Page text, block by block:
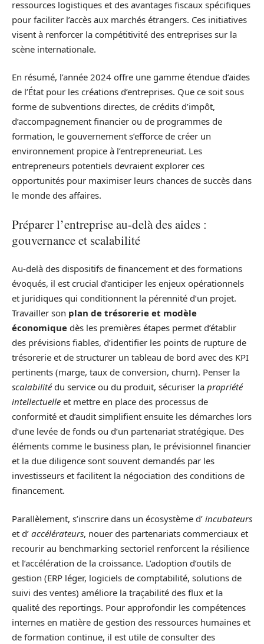
ressources logistiques et des avantages fiscaux spécifiques
pour faciliter l’accès aux marchés étrangers. Ces initiatives
visent à renforcer la compétitivité des entreprises sur la
scène internationale.
En résumé, l’année 2024 offre une gamme étendue d’aides
de l’État pour les créations d’entreprises. Que ce soit sous
forme de subventions directes, de crédits d’impôt,
d’accompagnement financier ou de programmes de
formation, le gouvernement s’efforce de créer un
environnement propice à l’entrepreneuriat. Les
entrepreneurs potentiels devraient explorer ces
opportunités pour maximiser leurs chances de succès dans
le monde des affaires.
Préparer l’entreprise au-delà des aides :
gouvernance et scalabilité
Au-delà des dispositifs de financement et des formations
évoqués, il est crucial d’anticiper les enjeux opérationnels
et juridiques qui conditionnent la pérennité d’un projet.
Travailler son plan de trésorerie et modèle
économique dès les premières étapes permet d’établir
des prévisions fiables, d’identifier les points de rupture de
trésorerie et de structurer un tableau de bord avec des KPI
pertinents (marge, taux de conversion, churn). Penser la
scalabilitédu service ou du produit, sécuriser la propriété
intellectuelle et mettre en place des processus de
conformité et d’audit simplifient ensuite les démarches lors
d’une levée de fonds ou d’un partenariat stratégique. Des
éléments comme le business plan, le prévisionnel financier
et la due diligence sont souvent demandés par les
investisseurs et facilitent la négociation des conditions de
financement.
Parallèlement, s’inscrire dans un écosystème d’ incubateurs
et d’ accélérateurs, nouer des partenariats commerciaux et
recourir au benchmarking sectoriel renforcent la résilience
et l’accélération de la croissance. L’adoption d’outils de
gestion (ERP léger, logiciels de comptabilité, solutions de
suivi des ventes) améliore la traçabilité des flux et la
qualité des reportings. Pour approfondir les compétences
internes en matière de gestion des ressources humaines et
de formation continue, il est utile de consulter des